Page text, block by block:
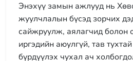
Энэхүү замын ажлууд нь
жуулчлалын бүсэд зорчих
сайжруулж, аялагчид болон
иргэдийн аюулгүй, тав
бүрдүүлэх чухал ач